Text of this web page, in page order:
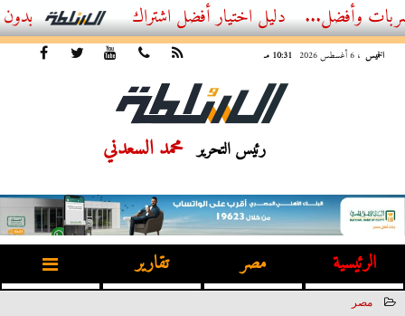
أفضل اشتراك IPTV بدون تقطيع 2026 – دليل المشاهد العصري
الخميس ، 6 أغسطس 2026 10:31 مـ
رئيس التحرير محمد السعدني
الرئيسية مصر تقارير
مصر